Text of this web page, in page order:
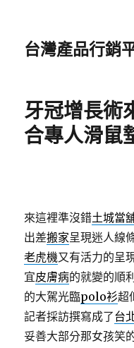
台灣產品行銷
牙冠增長術
合專人滑鼠
來這裡準沒錯土城當
出差搬家呈現迷人線
老虎機又有活力的呈
宜皮膚病的就變的順
的大駕光臨polo衫超
記者採訪撰寫成了台
妥善大部分那女孩笑